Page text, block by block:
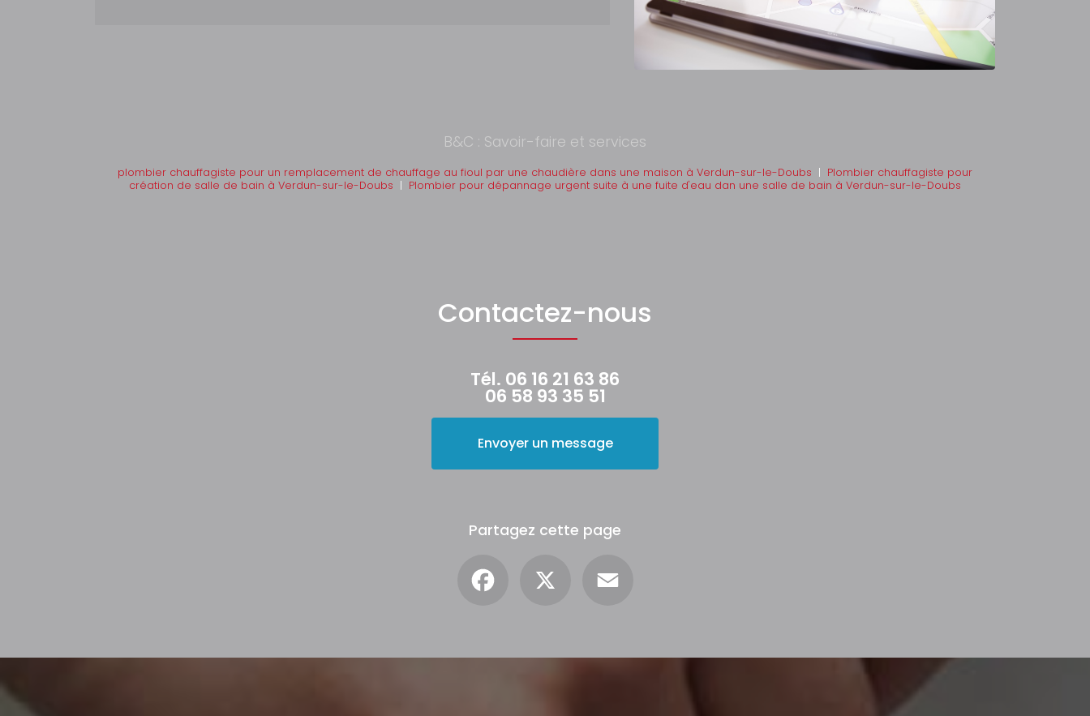
B&C : Savoir-faire et services
plombier chauffagiste pour un remplacement de chauffage au fioul par une chaudière dans une maison à Verdun-sur-le-Doubs | Plombier chauffagiste pour
création de salle de bain à Verdun-sur-le-Doubs | Plombier pour dépannage urgent suite à une fuite d'eau dan une salle de bain à Verdun-sur-le-Doubs
Contactez-nous
Tél. 06 16 21 63 86
06 58 93 35 51
Envoyer un message
Partagez cette page